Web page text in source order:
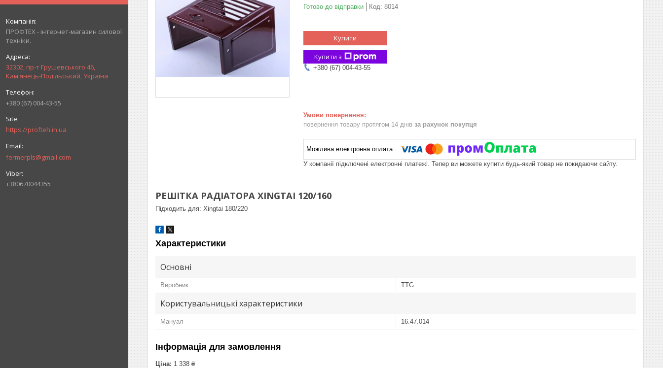
ПРОФТЕХ - інтернет-магазин силової
техніки.
32302, пр-т Грушевського 46,
Кам'янець-Подільський, Україна
+380 (67) 004-43-55
https://profteh.in.ua
fermerpls@gmail.com
+380670044355
Готово до відправки Код: 8014
Купити
Купити з
+380 (67) 004-43-55
повернення товару протягом 14 днів за рахунок покупця
У компанії підключені електронні платежі. Тепер ви можете купити будь-який товар не покидаючи сайту.
РЕШІТКА РАДІАТОРА XINGTAI 120/160
Підходить для: Xingtai 180/220
Характеристики
Основні
Виробник TTG
Користувальницькі характеристики
Мануал 16.47.014
Інформація для замовлення
Ціна: 1 338 ₴